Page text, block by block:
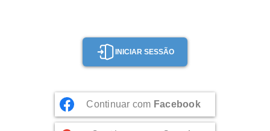
INICIAR SESSÃO
Continuar com Facebook